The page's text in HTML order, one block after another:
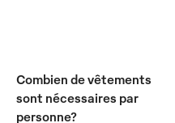
Combien de vêtements
sont nécessaires par
personne?